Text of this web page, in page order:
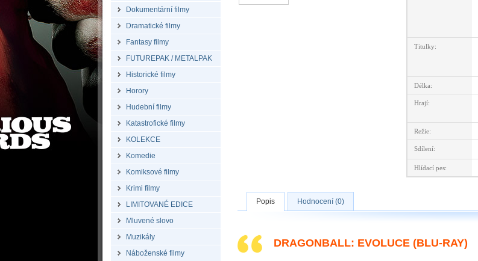
Dokumentární filmy
Dramatické filmy
Fantasy filmy
FUTUREPAK / METALPAK
Historické filmy
Horory
Hudební filmy
Katastrofické filmy
KOLEKCE
Komedie
Komiksové filmy
Krimi filmy
LIMITOVANÉ EDICE
Mluvené slovo
Muzikály
Náboženské filmy
Titulky:
Délka:
Hrají:
Režie:
Sdílení:
Hlídací pes:
Popis Hodnocení (0)
DRAGONBALL: EVOLUCE (BLU-RAY)